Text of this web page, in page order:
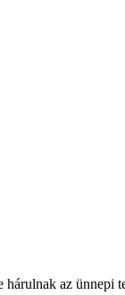
hárulnak az